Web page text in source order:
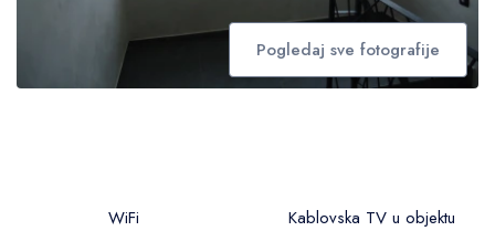
Pogledaj sve fotografije
WiFi Kablovska TV u objektu